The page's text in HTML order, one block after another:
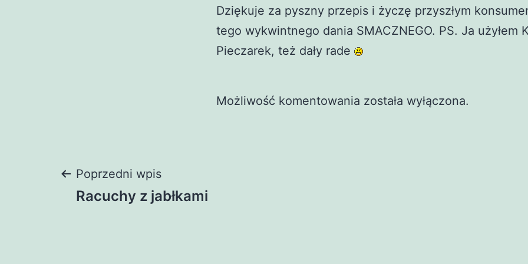
Dziękuje za pyszny przepis i życzę przyszłym
tego wykwintnego dania SMACZNEGO. PS. Ja użyłem
Pieczarek, też dały rade
Możliwość komentowania została wyłączona.
Nawigacja
Poprzedni wpis
Racuchy z jabłkami